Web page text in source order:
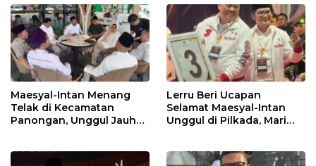
Maesyal-Intan Menang
Telak di Kecamatan
Panongan, Unggul Jauh
Lerru Beri Ucapan
Selamat Maesyal-Intan
Unggul di Pilkada, Mari